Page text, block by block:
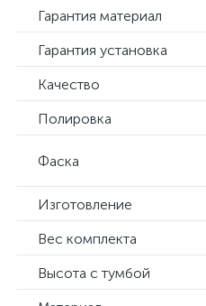
Гарантия материал
Гарантия установка
Качество
Полировка
Фаска
Изготовление
Вес комплекта
Высота с тумбой